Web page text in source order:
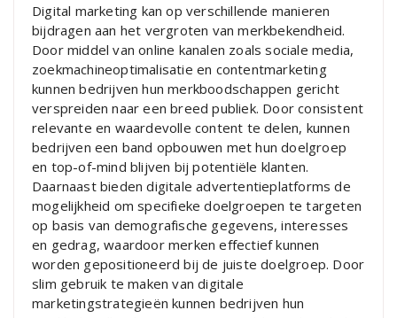
Digital marketing kan op verschillende manieren
bijdragen aan het vergroten van merkbekendheid.
Door middel van online kanalen zoals sociale media,
zoekmachineoptimalisatie en contentmarketing
kunnen bedrijven hun merkboodschappen gericht
verspreiden naar een breed publiek. Door consistent
relevante en waardevolle content te delen, kunnen
bedrijven een band opbouwen met hun doelgroep
en top-of-mind blijven bij potentiële klanten.
Daarnaast bieden digitale advertentieplatforms de
mogelijkheid om specifieke doelgroepen te targeten
op basis van demografische gegevens, interesses
en gedrag, waardoor merken effectief kunnen
worden gepositioneerd bij de juiste doelgroep. Door
slim gebruik te maken van digitale
marketingstrategieën kunnen bedrijven hun